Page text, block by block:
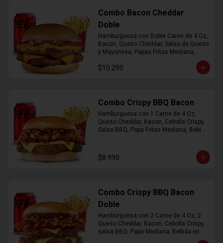
Combo Bacon Cheddar
Doble
Hamburguesa con Doble Carne de 4 Oz,
Bacon, Queso Cheddar, Salsa de Queso
y Mayonesa, Papas Fritas Mediana,
$10.290
Combo Crispy BBQ Bacon
Hamburguesa con 1 Carne de 4 Oz,
Queso Cheddar, Bacon, Cebolla Crispy,
Salsa BBQ, Papa Fritas Mediana, Bebida
$8.990
Combo Crispy BBQ Bacon
Doble
Hamburguesa con 2 Carne de 4 Oz, 2
Queso Cheddar, Bacon, Cebolla Crispy,
salsa BBQ, Papa Mediana, Bebida en